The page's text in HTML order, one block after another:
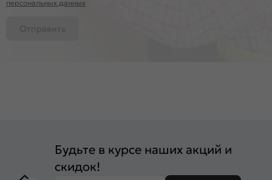
персональных данных
Отправить
Будьте в курсе наших акций и
скидок!